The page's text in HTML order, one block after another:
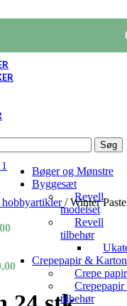
Bøger og Mønstre
Byggesæt
Revell
modelset
Revell
tilbehør
Crepepapir & Karton
Crepe papir
Crepepapir
tilbehør
Søg
/ Winter